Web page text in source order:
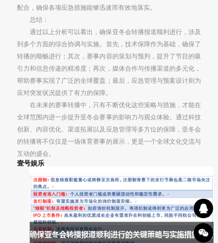
配合，确保各项应急措施能够迅速而有效地落实。
总结：
通过以上分析可以看出，确保亚冬会转播报道顺利进行，涉及
到多个方面的综合协调与实施。首先，技术保障作为基础，确保了
转播的顺畅进行；其次，赛事内容的策划与预判，提升了节目的吸
引力和信息传递的精准度；再次，媒体合作与传播渠道的多元化，
帮助赛事实现了广泛的全球覆盖；最后，应急管理与预案设计则为
应对突发状况提供了有力的保障。
在未来的赛事转播中，只有不断优化这些策略与措施，才能在
全球范围内进一步提升亚冬会赛事的影响力与观众体验。通过科技
创新、内容优化、渠道拓展以及应急管理等多方位的保障，亚冬会
的转播将不仅仅是一场体育赛事的展示，更是一个全球文化交流与
互动的盛会。
壹号娱乐